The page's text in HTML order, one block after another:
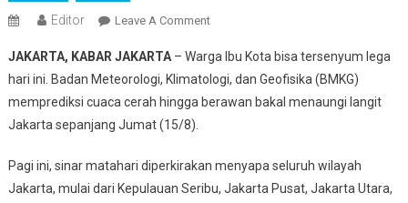
Editor Leave A CommentOn
Jakarta
Hari
Ini:
Dan
Nyaman
JAKARTA, KABAR JAKARTA– Warga Ibu Kota bisa tersenyum lega
hari ini. Badan Meteorologi, Klimatologi, dan Geofisika (BMKG)
memprediksi cuaca cerah hingga berawan bakal menaungi langit
Jakarta sepanjang Jumat (15/8).
Pagi ini, sinar matahari diperkirakan menyapa seluruh wilayah
Jakarta, mulai dari Kepulauan Seribu, Jakarta Pusat, Jakarta Utara,